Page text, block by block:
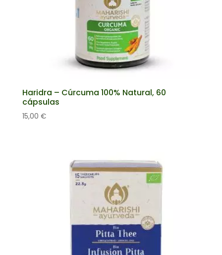
Haridra – Cúrcuma 100% Natural, 60
cápsulas
15,00 €